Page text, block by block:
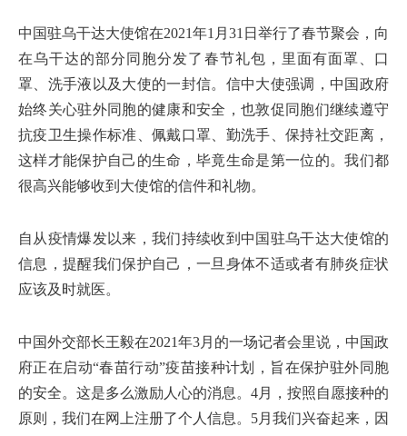
中国驻乌干达大使馆在2021年1月31日举行了春节聚会，向
在乌干达的部分同胞分发了春节礼包，里面有面罩、口
罩、洗手液以及大使的一封信。信中大使强调，中国政府
始终关心驻外同胞的健康和安全，也敦促同胞们继续遵守
抗疫卫生操作标准、佩戴口罩、勤洗手、保持社交距离，
这样才能保护自己的生命，毕竟生命是第一位的。我们都
很高兴能够收到大使馆的信件和礼物。
自从疫情爆发以来，我们持续收到中国驻乌干达大使馆的
信息，提醒我们保护自己，一旦身体不适或者有肺炎症状
应该及时就医。
中国外交部长王毅在2021年3月的一场记者会里说，中国政
府正在启动“春苗行动”疫苗接种计划，旨在保护驻外同胞
的安全。这是多么激励人心的消息。4月，按照自愿接种的
原则，我们在网上注册了个人信息。5月我们兴奋起来，因